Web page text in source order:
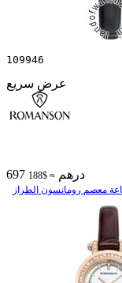
109946
عرض سريع
697 درهم ≈ $188